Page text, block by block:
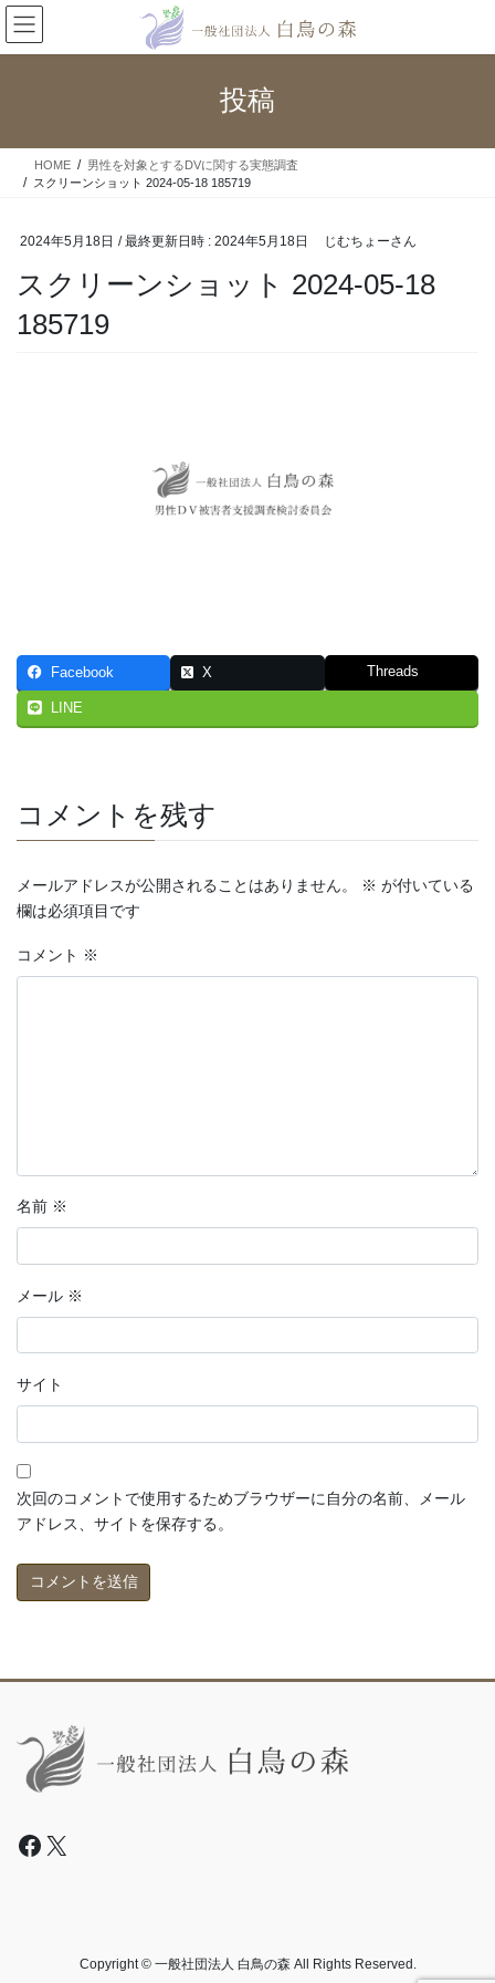
コ
ン
テ
ス
ナ
ビ
ゲ
ン
投稿
HOME
男性を対象とするDVに関する実態調査
スクリーンショット 2024-05-18 185719
2024年5月18日 / 最終更新日時 : 2024年5月18日 じむちょーさん
スクリーンショット 2024-05-18
185719
Facebook X Threads
LINE
コメントを残す
メールアドレスが公開されることはありません。 ※ が付いている
欄は必須項目です
コメント ※
名前 ※
メール ※
サイト
次回のコメントで使用するためブラウザーに自分の名前、メール
アドレス、サイトを保存する。
Facebook
X
Copyright © 一般社団法人 白鳥の森 All Rights Reserved.